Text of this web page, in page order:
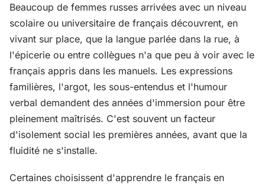
Beaucoup de femmes russes arrivées avec un niveau
scolaire ou universitaire de français découvrent, en
vivant sur place, que la langue parlée dans la rue, à
l'épicerie ou entre collègues n'a que peu à voir avec le
français appris dans les manuels. Les expressions
familières, l'argot, les sous-entendus et l'humour
verbal demandent des années d'immersion pour être
pleinement maîtrisés. C'est souvent un facteur
d'isolement social les premières années, avant que la
fluidité ne s'installe.
Certaines choisissent d'apprendre le français en